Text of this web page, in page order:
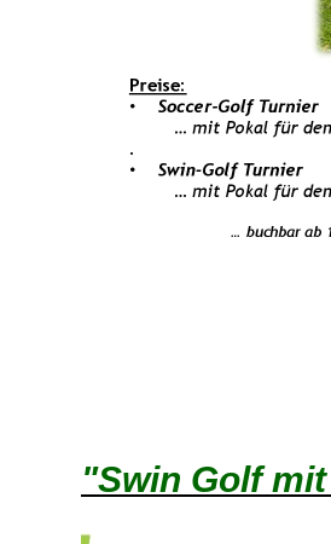
"Swin Golf